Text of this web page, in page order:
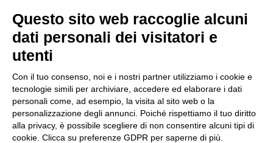
Wishlist
CEP GREEN
Fanano (MO)
059 8676485
349 9202419
388 8659473
info@cepgreen.com
Questo sito web raccoglie alcuni
dati personali dei visitatori e
utenti
Con il tuo consenso, noi e i nostri partner utilizziamo i cookie e
tecnologie simili per archiviare, accedere ed elaborare i dati
personali come, ad esempio, la visita al sito web o la
personalizzazione degli annunci. Poiché rispettiamo il tuo diritto
alla privacy, è possibile scegliere di non consentire alcuni tipi di
cookie. Clicca su preferenze GDPR per saperne di più.